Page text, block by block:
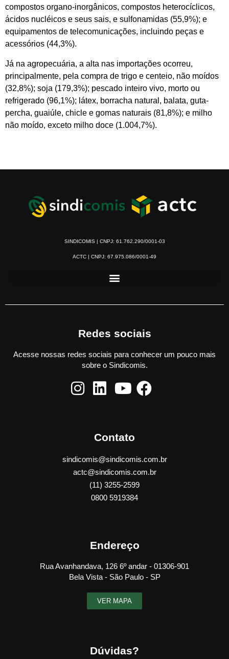
compostos organo-inorgânicos, compostos heterocíclicos,
ácidos nucléicos e seus sais, e sulfonamidas (55,9%); e
equipamentos de telecomunicações, incluindo peças e
acessórios (44,3%).
Já na agropecuária, a alta nas importações ocorreu,
principalmente, pela compra de trigo e centeio, não moídos
(32,8%); soja (179,3%); pescado inteiro vivo, morto ou
refrigerado (96,1%); látex, borracha natural, balata, guta-
percha, guaiúle, chicle e gomas naturais (81,8%); e milho
não moído, exceto milho doce (1.004,7%).
SINDICOMIS | CNPJ: 61.762.290/0001-03
ACTC | CNPJ: 67.975.086/0001-49
Redes sociais
Acesse nossas redes sociais para conhecer um pouco mais
sobre o Sindicomis.
Contato
sindicomis@sindicomis.com.br
actc@sindicomis.com.br
(11) 3255-2599
0800 5919384
Endereço
Rua Avanhandava, 126 6º andar - 01306-901
Bela Vista - São Paulo - SP
VER MAPA
Dúvidas?